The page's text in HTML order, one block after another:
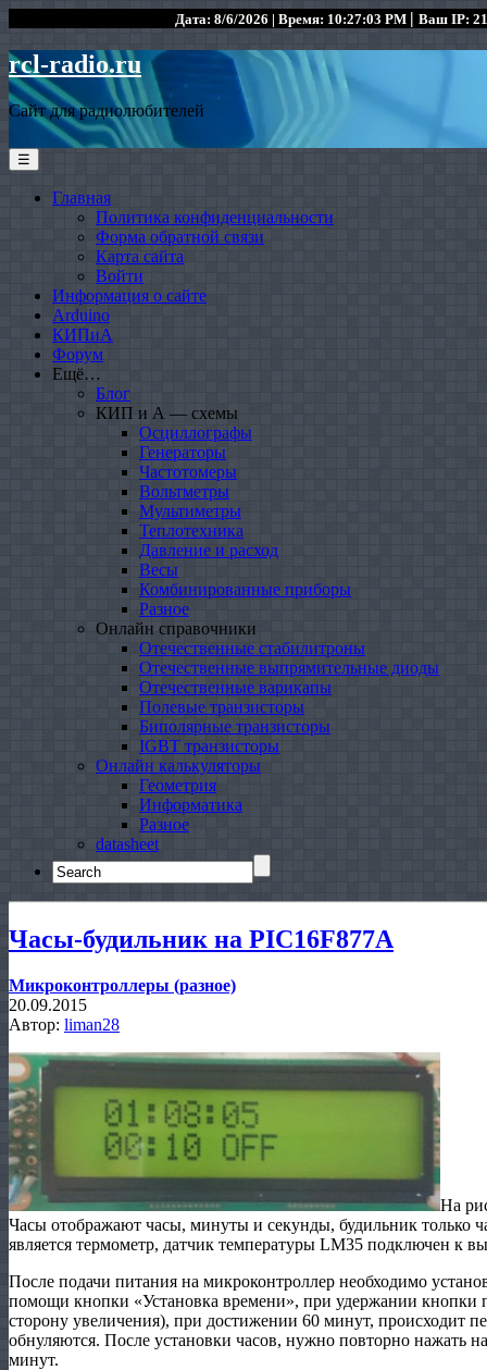
Дата: 8/6/2026 | Время: 10:27:03 PM | Ваш IP:
rcl-radio.ru
Сайт для радиолюбителей
☰
Главная
Политика конфиденциальности
Форма обратной связи
Карта сайта
Войти
Информация о сайте
Arduino
КИПиА
Форум
Ещё…
Блог
КИП и А — схемы
Осциллографы
Генераторы
Частотомеры
Вольтметры
Мультиметры
Теплотехника
Давление и расход
Весы
Комбинированные приборы
Разное
Онлайн справочники
Отечественные стабилитроны
Отечественные выпрямительные диоды
Отечественные варикапы
Полевые транзисторы
Биполярные транзисторы
IGBT транзисторы
Онлайн калькуляторы
Геометрия
Информатика
Разное
datasheet
Search
for:
Часы-будильник на PIC16F877A
Микроконтроллеры (разное)
20.09.2015
Автор: liman28
На
Часы отображают часы, минуты и секунды, будильник только
является термометр, датчик температуры LM35 подключен к
После подачи питания на микроконтроллер необходимо
помощи кнопки «Установка времени», при удержании кнопки
сторону увеличения), при достижении 60 минут, происходит
обнуляются. После установки часов, нужно повторно нажать
минут.